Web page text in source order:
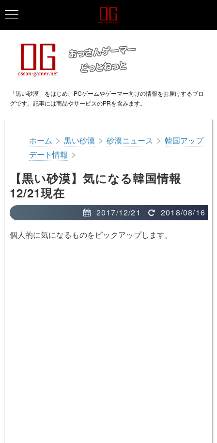
「黒い砂漠」をはじめ、PCゲームやゲーマー向けの情報をお届けするブロ
グです。記事には商品やサービスのPRを含みます。
ホーム > 黒い砂漠 > 砂漠ニュース > 韓国アップ
デート情報 >
【黒い砂漠】気になる韓国情報
12/21現在
2017/12/21
2018/08/16
個人的に気になるものをピックアップします。